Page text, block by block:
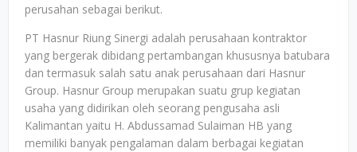
perusahan sebagai berikut.
PT Hasnur Riung Sinergi adalah perusahaan kontraktor
yang bergerak dibidang pertambangan khususnya batubara
dan termasuk salah satu anak perusahaan dari Hasnur
Group. Hasnur Group merupakan suatu grup kegiatan
usaha yang didirikan oleh seorang pengusaha asli
Kalimantan yaitu H. Abdussamad Sulaiman HB yang
memiliki banyak pengalaman dalam berbagai kegiatan